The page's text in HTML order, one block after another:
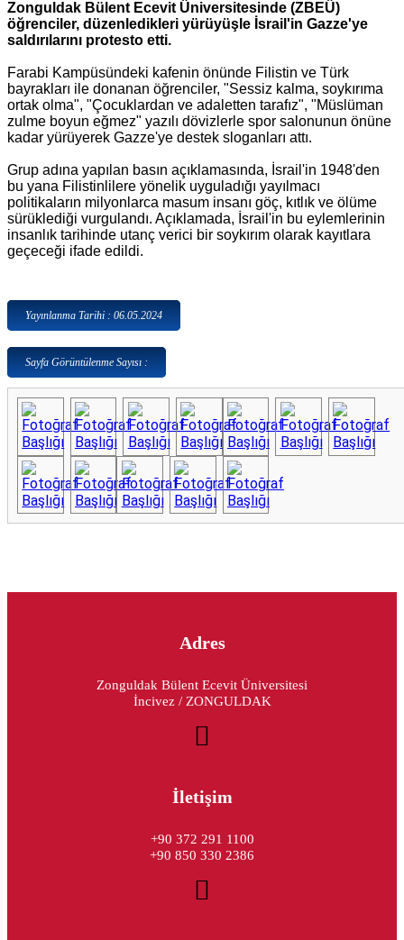
Zonguldak Bülent Ecevit Üniversitesinde (ZBEÜ)
öğrenciler, düzenledikleri yürüyüşle İsrail'in Gazze'ye
saldırılarını protesto etti.
Farabi Kampüsündeki kafenin önünde Filistin ve Türk
bayrakları ile donanan öğrenciler, "Sessiz kalma, soykırıma
ortak olma", "Çocuklardan ve adaletten tarafız", "Müslüman
zulme boyun eğmez" yazılı dövizlerle spor salonunun önüne
kadar yürüyerek Gazze'ye destek sloganları attı.
Grup adına yapılan basın açıklamasında, İsrail'in 1948'den
bu yana Filistinlilere yönelik uyguladığı yayılmacı
politikaların milyonlarca masum insanı göç, kıtlık ve ölüme
sürüklediği vurgulandı. Açıklamada, İsrail'in bu eylemlerinin
insanlık tarihinde utanç verici bir soykırım olarak kayıtlara
geçeceği ifade edildi.
Yayınlanma Tarihi : 06.05.2024
Sayfa Görüntülenme Sayısı :
Adres
Zonguldak Bülent Ecevit Üniversitesi
İncivez / ZONGULDAK
İletişim
+90 372 291 1100
+90 850 330 2386